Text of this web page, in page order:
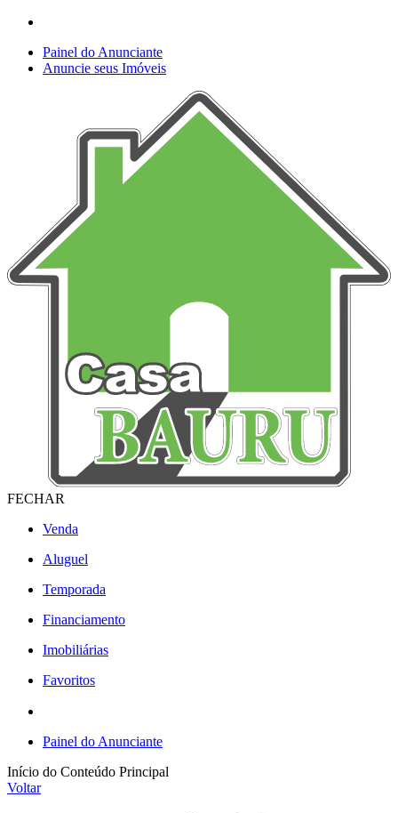
Painel do Anunciante
Anuncie seus Imóveis
FECHAR
Venda
Aluguel
Temporada
Financiamento
Imobiliárias
Favoritos
Painel do Anunciante
Início do Conteúdo Principal
Voltar